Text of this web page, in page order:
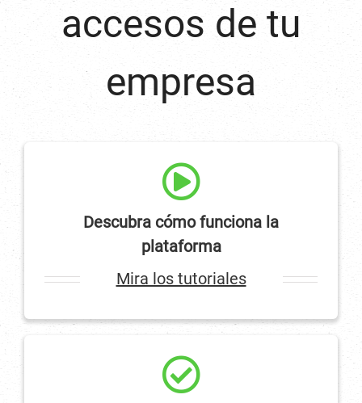
accesos de tu
empresa
Descubra cómo funciona la
plataforma
Mira los tutoriales